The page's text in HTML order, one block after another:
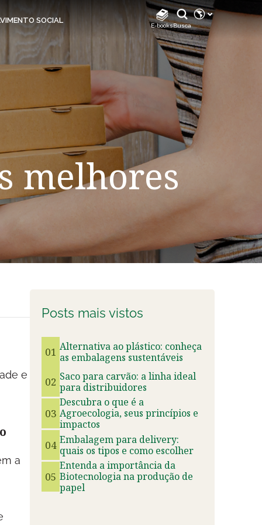
SOCIAL
E-booksBusca
Instagram Biodiverdidade
TikTok
LinkedIn
Facebook Klabin For You
YouTube
melhores
e
a
Posts mais vistos
01 Alternativa ao plástico: conheça
as embalagens sustentáveis
02 Saco para carvão: a linha ideal
para distribuidores
03
Descubra o que é a
Agroecologia, seus princípios e
impactos
04 Embalagem para delivery:
quais os tipos e como escolher
05
Entenda a importância da
Biotecnologia na produção de
papel